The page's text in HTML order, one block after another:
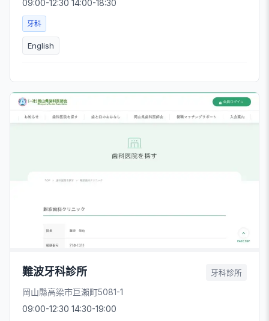
09:00-12:30 14:00-18:30
牙科
English
難波牙科診所 牙科診所
岡山縣高梁市巨瀨町5081-1
09:00-12:30 14:30-19:00